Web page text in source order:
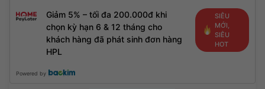
Giảm 5% – tối đa 200.000đ khi
chọn kỳ hạn 6 & 12 tháng cho
khách hàng đã phát sinh đơn hàng
HPL
SIÊU
MỚI,
SIÊU
HOT
Powered by